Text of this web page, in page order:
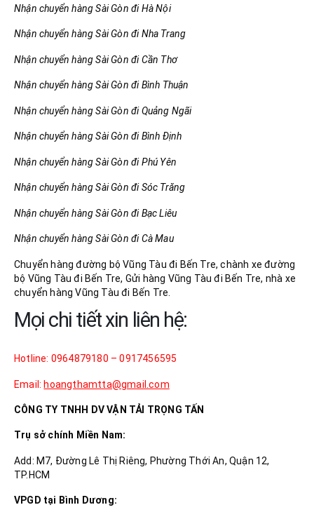
Nhận chuyển hàng Sài Gòn đi Hà Nội
Nhận chuyển hàng Sài Gòn đi Nha Trang
Nhận chuyển hàng Sài Gòn đi Cần Thơ
Nhận chuyển hàng Sài Gòn đi Bình Thuận
Nhận chuyển hàng Sài Gòn đi Quảng Ngãi
Nhận chuyển hàng Sài Gòn đi Bình Định
Nhận chuyển hàng Sài Gòn đi Phú Yên
Nhận chuyển hàng Sài Gòn đi Sóc Trăng
Nhận chuyển hàng Sài Gòn đi Bạc Liêu
Nhận chuyển hàng Sài Gòn đi Cà Mau
Chuyển hàng đường bộ Vũng Tàu đi Bến Tre, chành xe đường
bộ Vũng Tàu đi Bến Tre, Gửi hàng Vũng Tàu đi Bến Tre, nhà xe
chuyển hàng Vũng Tàu đi Bến Tre.
Mọi chi tiết xin liên hệ:
Hotline: 0964879180 – 0917456595
Email:hoangthamtta@gmail.com
CÔNG TY TNHH DV VẬN TẢI TRỌNG TẤN
Trụ sở chính Miền Nam:
Add: M7, Đường Lê Thị Riêng, Phường Thới An, Quận 12,
TP.HCM
VPGD tại Bình Dương: